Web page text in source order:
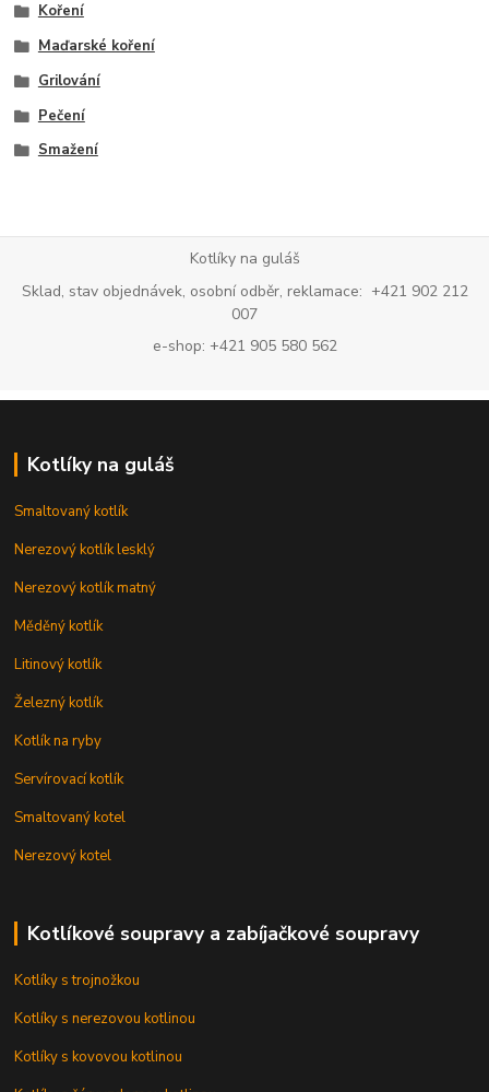
Koření
Maďarské koření
Grilování
Pečení
Smažení
Kotlíky na guláš
Sklad, stav objednávek, osobní odběr, reklamace: +421 902 212
007
e-shop: +421 905 580 562
Kotlíky na guláš
Smaltovaný kotlík
Nerezový kotlík lesklý
Nerezový kotlík matný
Měděný kotlík
Litinový kotlík
Železný kotlík
Kotlík na ryby
Servírovací kotlík
Smaltovaný kotel
Nerezový kotel
Kotlíkové soupravy a zabíjačkové soupravy
Kotlíky s trojnožkou
Kotlíky s nerezovou kotlinou
Kotlíky s kovovou kotlinou